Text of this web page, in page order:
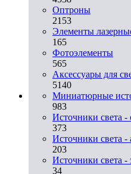
Оптроны
2153
Элементы
165
Фотоэлементы
565
Аксессуары для
5140
Миниатюрные
983
Источники света -
373
Источники света
203
Источники света
34